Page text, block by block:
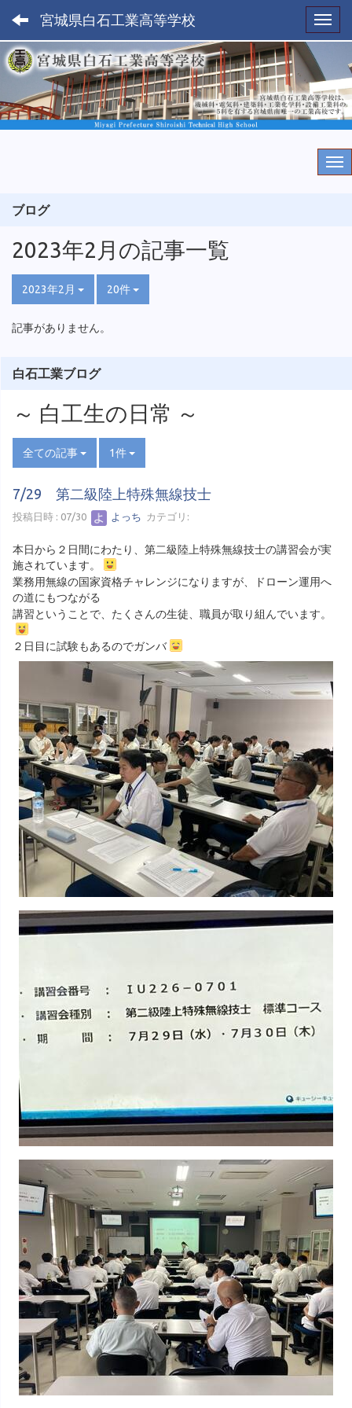
宮城県白石工業高等学校
ブログ
2023年2月の記事一覧
2023年2月 20件
記事がありません。
白石工業ブログ
～ 白工生の日常 ～
全ての記事 1件
7/29 第二級陸上特殊無線技士
投稿日時 : 07/30 よっち カテゴリ:
本日から２日間にわたり、第二級陸上特殊無線技士の講習会が実
施されています。
業務用無線の国家資格チャレンジになりますが、ドローン運用へ
の道にもつながる
講習ということで、たくさんの生徒、職員が取り組んでいます。
２日目に試験もあるのでガンバ